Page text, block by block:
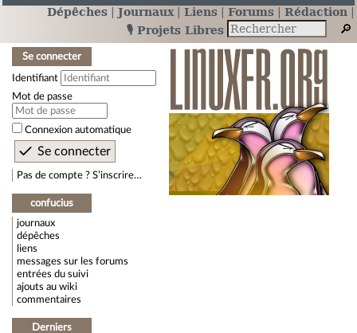
Dépêches Journaux Liens Forums
Rédaction
🎙️ Projets Libres
Se connecter
Identifiant
Mot de passe
Connexion automatique
Pas de compte ? S’inscrire…
confucius
journaux
dépêches
liens
messages sur les forums
entrées du suivi
ajouts au wiki
commentaires
Derniers